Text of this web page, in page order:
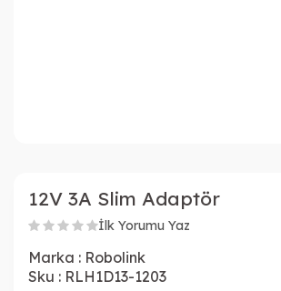
12V 3A Slim Adaptör
İlk Yorumu Yaz
Marka : Robolink
Sku : RLH1D13-1203